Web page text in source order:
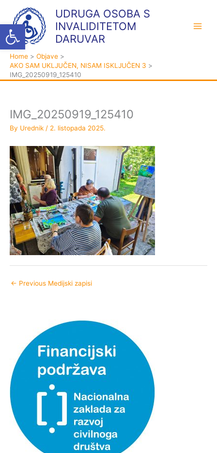
Open toolbar
content
UDRUGA OSOBA S
INVALIDITETOM
DARUVAR
Home
Objave
AKO SAM UKLJUČEN, NISAM ISKLJUČEN 3
IMG_20250919_125410
IMG_20250919_125410
By Urednik / 2. listopada 2025.
← Previous Medijski zapisi
t
e
g
o
h
i
v
a